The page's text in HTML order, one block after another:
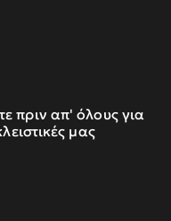
πριν απ' όλους για
μας